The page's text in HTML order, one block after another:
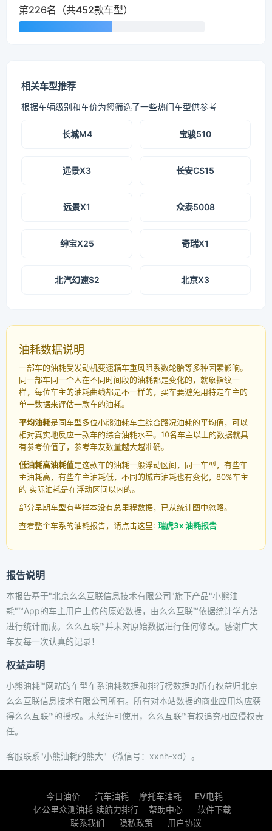
第226名（共452款车型）
相关车型推荐
根据车辆级别和车价为您筛选了一些热门车型供参考
长城M4 宝骏510
远景X3 长安CS15
远景X1 众泰5008
绅宝X25 奇瑞X1
北汽幻速S2 北京X3
油耗数据说明
一部车的油耗受发动机变速箱车重风阻系数轮胎等多种因素影响。
同一部车同一个人在不同时间段的油耗都是变化的，就象指纹一
样，每位车主的油耗曲线都是不一样的，买车要避免用特定车主的
单一数据来评估一款车的油耗。
平均油耗是同车型多位小熊油耗车主综合路况油耗的平均值，可以
相对真实地反应一款车的综合油耗水平。10名车主以上的数据就具
有参考价值了，参考车友数量越大越准确。
低油耗高油耗值是这款车的油耗一般浮动区间，同一车型，有些车
主油耗高，有些车主油耗低，不同的城市油耗也有变化，80%车主
的 实际油耗是在浮动区间以内的。
部分早期车型有些样本没有总里程数据，已从统计图中忽略。
查看整个车系的油耗报告，请点击这里: 瑞虎3x 油耗报告
报告说明
本报告基于"北京么么互联信息技术有限公司"旗下产品"小熊油
耗"™App的车主用户上传的原始数据，由么么互联™依据统计学方法
进行统计而成。么么互联™并未对原始数据进行任何修改。感谢广大
车友每一次认真的记录！
权益声明
小熊油耗™网站的车型车系油耗数据和排行榜数据的所有权益归北京
么么互联信息技术有限公司所有。所有对本站数据的商业应用均应获
得么么互联™的授权。未经许可使用，么么互联™有权追究相应侵权责
任。
客服联系"小熊油耗的熊大"（微信号：xxnh-xd）。
今日油价 汽车油耗 摩托车油耗
EV电耗
亿公里众测油耗 续航力排行 帮助中心
软件下载
联系我们
隐私政策 用户协议